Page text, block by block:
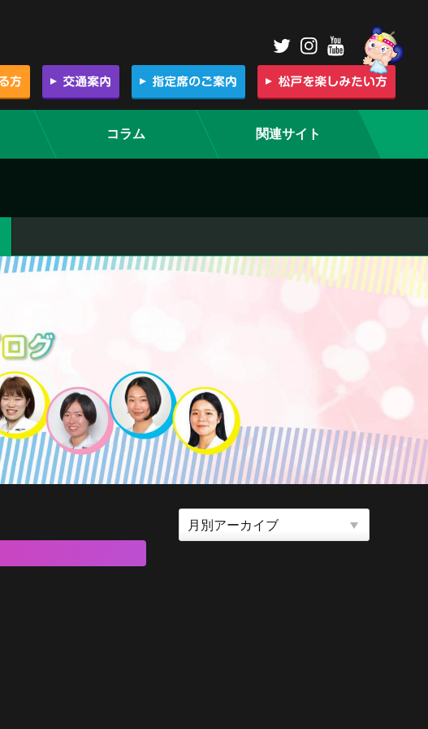
コラム 関連サイト